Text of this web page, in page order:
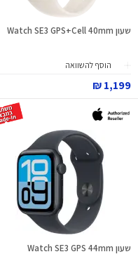
שעון Watch SE3 GPS+Cell 40mm
הוסף להשוואה
1,199 ₪
שעון Watch SE3 GPS 44mm